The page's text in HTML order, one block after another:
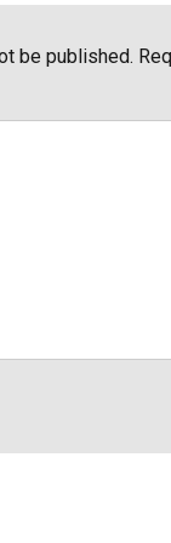
be published.